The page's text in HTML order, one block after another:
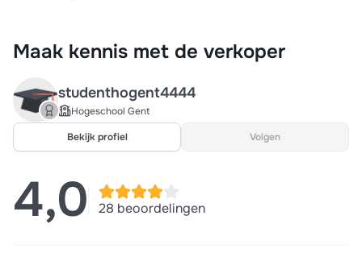
Examen
Maak kennis met de verkoper
studenthogent4444
Hogeschool Gent
Bekijk profiel
Volgen
4,0 28 beoordelingen